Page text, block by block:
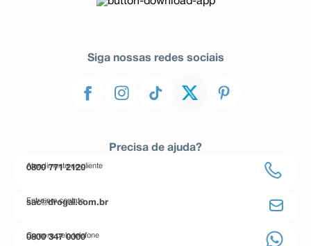
Siga nossas redes sociais
Precisa de ajuda?
Atendimento ao cliente
0800 771 2120
Entre em contato
sac@drogal.com.br
Compre pelo telefone
0800 347 0000